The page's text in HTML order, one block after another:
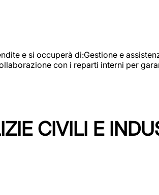
e si occuperà di:Gestione e
con i reparti interni per
CIVILI E